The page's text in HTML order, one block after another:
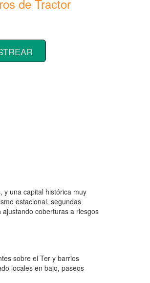
de Tractor
y una capital histórica muy
estacional, segundas
ajustando coberturas a riesgos
sobre el Ter y barrios
locales en bajo, paseos